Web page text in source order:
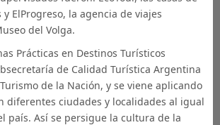
ElProgreso, la agencia de viajes
del Volga.
Prácticas en Destinos Turísticos
de Calidad Turística Argentina
de la Nación, y se viene aplicando
diferentes ciudades y localidades al igual
país. Así se persigue la cultura de la